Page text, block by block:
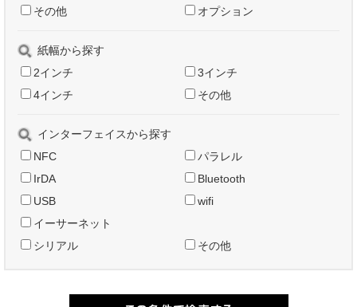
その他
オプション
紙幅から探す
2インチ
3インチ
4インチ
その他
インターフェイスから探す
NFC
パラレル
IrDA
Bluetooth
USB
wifi
イーサーネット
シリアル
その他